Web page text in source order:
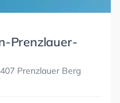
Prenzlauer-
Prenzlauer Berg